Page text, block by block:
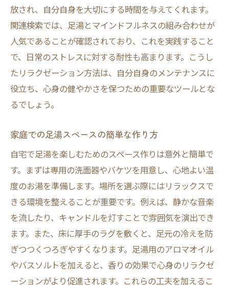
放され、自分自身を大切にする時間を与えてくれます。
関連検索では、足湯とマインドフルネスの組み合わせが
人気であることが確認されており、これを実践すること
で、日常のストレスに対する耐性も高まります。こうし
たリラクゼーション方法は、自分自身のメンテナンスに
役立ち、心身の健やかさを保つための重要なツールとな
るでしょう。
家庭での足湯スペースの簡単な作り方
自宅で足湯を楽しむためのスペース作りは意外と簡単で
す。まずは専用の洗面器やバケツを用意し、心地よい温
度のお湯を準備します。場所を選ぶ際にはリラックスで
きる環境を整えることが重要です。例えば、静かな音楽
を流したり、キャンドルを灯すことで雰囲気を演出でき
ます。また、床に厚手のラグを敷くと、足元の冷えを防
ぎつつくつろぎやすくなります。足湯用のアロマオイル
やバスソルトを加えると、香りの効果で心身のリラクゼ
ーションがより促進されます。これらの工夫を加えるこ